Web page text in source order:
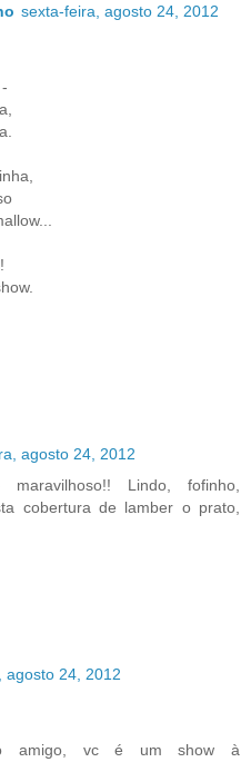
sexta-feira, agosto 24, 2012
agosto 24, 2012
Lindo, fofinho,
cobertura de lamber o prato,
agosto 24, 2012
amigo, vc é um show à